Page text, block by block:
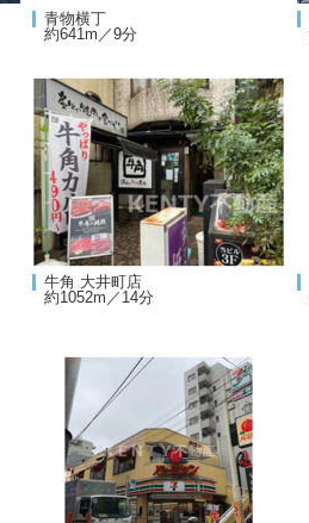
青物横丁
約641m／9分
牛角 大井町店
約1052m／14分